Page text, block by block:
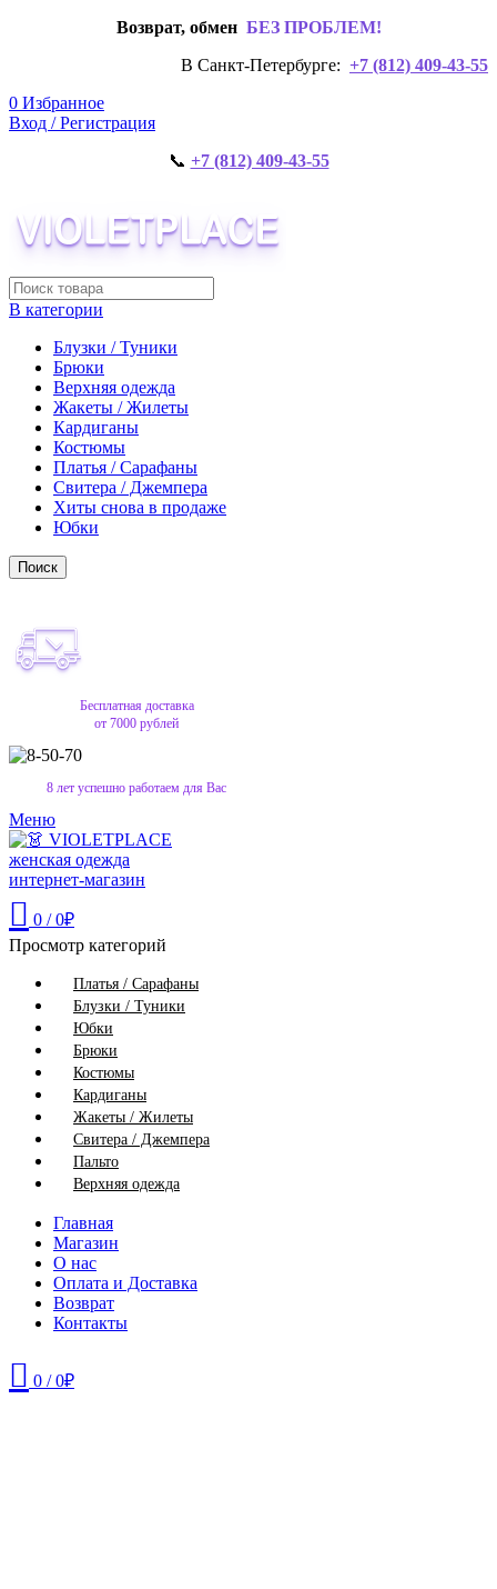
Возврат, обмен БЕЗ ПРОБЛЕМ!
В Санкт-Петербурге: +7 (812) 409-43-55
0 Избранное
Вход / Регистрация
📞 +7 (812) 409-43-55
В категории
Блузки / Туники
Брюки
Верхняя одежда
Жакеты / Жилеты
Кардиганы
Костюмы
Платья / Сарафаны
Свитера / Джемпера
Хиты снова в продаже
Юбки
Поиск
Бесплатная доставка
от 7000 рублей
8 лет успешно работаем для Вас
Меню
0 / 0₽
Просмотр категорий
Платья / Сарафаны
Блузки / Туники
Юбки
Брюки
Костюмы
Кардиганы
Жакеты / Жилеты
Свитера / Джемпера
Пальто
Верхняя одежда
Главная
Магазин
О нас
Оплата и Доставка
Возврат
Контакты
0 / 0₽